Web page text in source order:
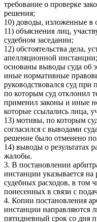
требование о проверке
решения;
10) доводы, изложенные в
11) объяснения лиц,
судебном заседании;
12) обстоятельства дела,
апелляционной
основаны выводы суда об
иные нормативные
руководствовался суд
по которым суд отклонил
применил законы и иные
которые ссылались лица,
13) мотивы, по которым
согласился с выводами
решение было отменено
14) выводы о результатах
жалобы.
3. В постановлении
инстанции указывается
судебных расходов, в том
понесенных в связи с
4. Копии постановления
инстанции направляются
пятидневный срок со дня